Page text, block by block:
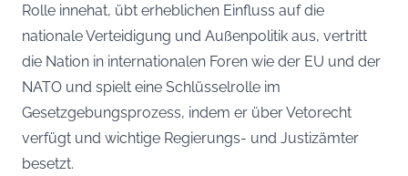
Rolle innehat, übt erheblichen Einfluss auf die
nationale Verteidigung und Außenpolitik aus, vertritt
die Nation in internationalen Foren wie der EU und der
NATO und spielt eine Schlüsselrolle im
Gesetzgebungsprozess, indem er über Vetorecht
verfügt und wichtige Regierungs- und Justizämter
besetzt.